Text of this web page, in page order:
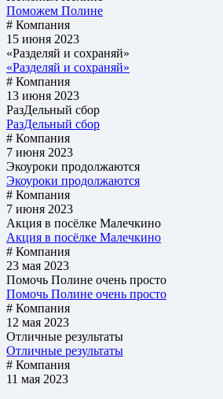
Поможем Полине
# Компания
15 июня 2023
«Разделяй и сохраняй»
«Разделяй и сохраняй»
# Компания
13 июня 2023
РазДельный сбор
РазДельный сбор
# Компания
7 июня 2023
Экоуроки продолжаются
Экоуроки продолжаются
# Компания
7 июня 2023
Акция в посёлке Малечкино
Акция в посёлке Малечкино
# Компания
23 мая 2023
Помочь Полине очень просто
Помочь Полине очень просто
# Компания
12 мая 2023
Отличные результаты
Отличные результаты
# Компания
11 мая 2023